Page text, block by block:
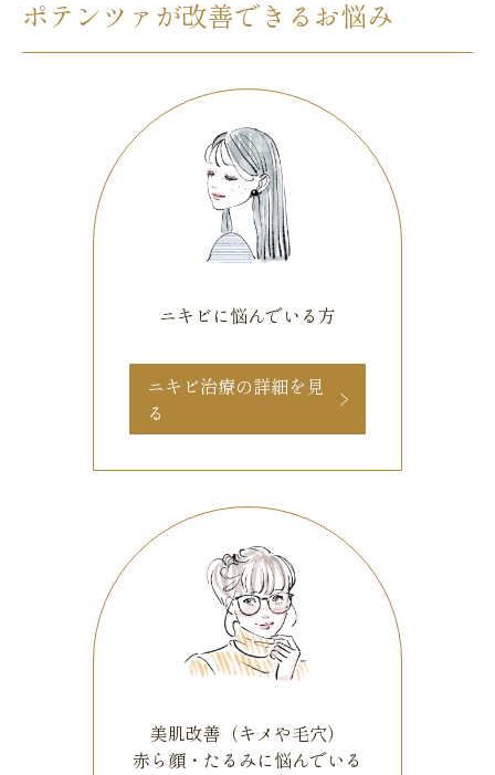
ポテンツァが改善できるお悩み
ニキビに悩んでいる方
ニキビ治療の詳細を見
る
美肌改善（キメや毛穴）
赤ら顔・たるみに悩んでいる